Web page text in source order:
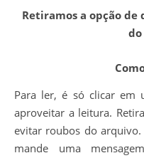
Retiramos a opção
Para ler, é só clicar em
aproveitar a leitura.
evitar roubos do
mande uma